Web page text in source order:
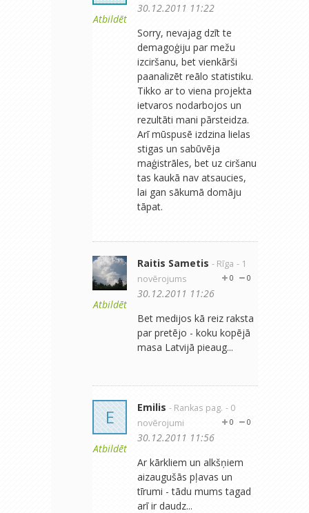
Atbildēt
30.12.2011 11:22
Sorry, nevajag dzīt te
demagoģiju par mežu
izciršanu, bet vienkārši
paanalizēt reālo statistiku.
Tikko ar to viena projekta
ietvaros nodarbojos un
rezultāti mani pārsteidza.
Arī mūspusē izdzina lielas
stigas un sabūvēja
maģistrāles, bet uz ciršanu
tas kaukā nav atsaucies,
lai gan sākumā domāju
tāpat.
Atbildēt
Raitis Sametis - Rīga - 1
novērojums
0
0
30.12.2011 11:26
Bet medijos kā reiz raksta
par pretējo - koku kopējā
masa Latvijā pieaug...
E
Atbildēt
Emilis - Rankas pag. - 0
novērojumi
0
0
30.12.2011 11:56
Ar kārkliem un alkšņiem
aizaugušās pļavas un
tīrumi - tādu mums tagad
arī ir daudz...